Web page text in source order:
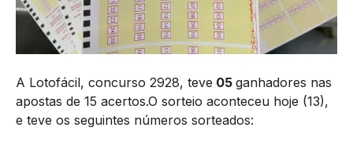
A Lotofácil, concurso 2928, teve 05 ganhadores nas
apostas de 15 acertos.O sorteio aconteceu hoje (13),
e teve os seguintes números sorteados: